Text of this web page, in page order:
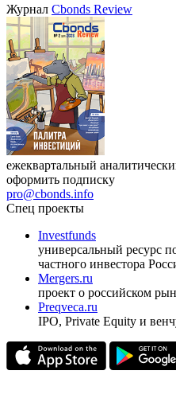
VIII международная
Республики Узбекистан»
17.09.2026, Ташкент
ЖурналCbonds Review
ежеквартальный
оформить подписку
pro@cbonds.info
Спец проекты
Investfunds
универсальный ресурс
частного инвестора
проект о российском
Preqveca.ru